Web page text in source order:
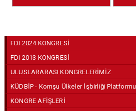
FDI 2024 KONGRESİ
FDI 2013 KONGRESİ
ULUSLARARASI KONGRELERİMİZ
KÜDBİP - Komşu Ülkeler İşbirliği Platformu
KONGRE AFİŞLERİ